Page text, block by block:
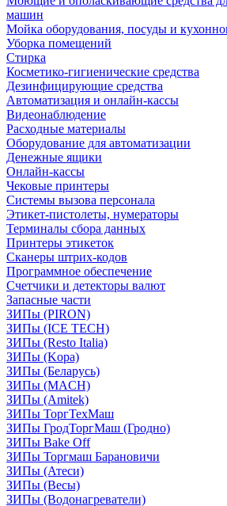
машин
Мойка оборудования, посуды и
Уборка помещений
Стирка
Косметико-гигиенические средства
Дезинфицирующие средства
Автоматизация и онлайн-кассы
Видеонаблюдение
Расходные материалы
Оборудование для автоматизации
Денежные ящики
Онлайн-кассы
Чековые принтеры
Системы вызова персонала
Этикет-пистолеты, нумераторы
Терминалы сбора данных
Принтеры этикеток
Сканеры штрих-кодов
Программное обеспечение
Счетчики и детекторы валют
Запасные части
ЗИПы (PIRON)
ЗИПы (ICE TECH)
ЗИПы (Resto Italia)
ЗИПы (Kopa)
ЗИПы (Беларусь)
ЗИПы (MACH)
ЗИПы (Amitek)
ЗИПы ТоргТехМаш
ЗИПы ГродТоргМаш (Гродно)
ЗИПы Bake Off
ЗИПы Торгмаш Барановичи
ЗИПы (Атеси)
ЗИПы (Весы)
ЗИПы (Водонагреватели)